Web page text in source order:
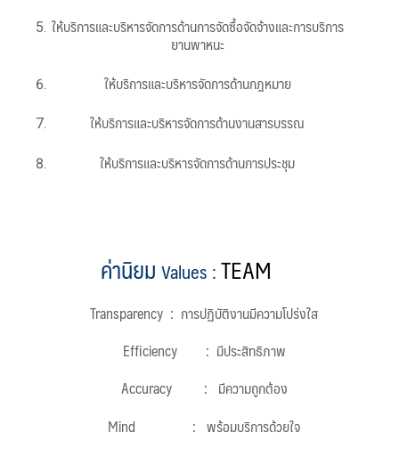
ให้บริการและบริหารจัดการด้านการจัดซื้อจัดจ้างและการบริการ
ยานพาหนะ
ให้บริการและบริหารจัดการด้านกฎหมาย
ให้บริการและบริหารจัดการด้านงานสารบรรณ
ให้บริการและบริหารจัดการด้านการประชุม
ค่านิยม Values :TEAM
Transparency : การปฏิบัติงานมีความโปร่งใส
Efficiency : มีประสิทธิภาพ
Accuracy : มีความถูกต้อง
Mind : พร้อมบริการด้วยใจ